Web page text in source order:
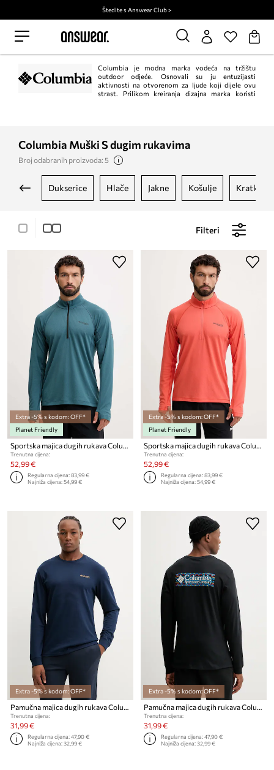
Štedite s Answear Club >
Columbia je modna marka vodeća na tržištu
outdoor odjeće. Osnovali su ju entuzijasti
aktivnosti na otvorenom za ljude koji dijele ovu
strast. Prilikom kreiranja dizajna marka koristi
Columbia Muški S dugim rukavima
Broj odabranih proizvoda: 5
dukserice hlače jakne košulje kratke
Filteri
Extra -5% s kodom: OFF*
Planet Friendly
Sportska majica dugih rukava Columbia DriVenture
Trenutna cijena:
52,99 €
Regularna cijena:83,99 €
Najniža cijena:54,99 €
Extra -5% s kodom: OFF*
Planet Friendly
Sportska majica dugih rukava Columbia DriVenture
Trenutna cijena:
52,99 €
Regularna cijena:83,99 €
Najniža cijena:54,99 €
Extra -5% s kodom: OFF*
Pamučna majica dugih rukava Columbia Explorers Canyon
Trenutna cijena:
31,99 €
Regularna cijena:47,90 €
Najniža cijena:32,99 €
Extra -5% s kodom: OFF*
Pamučna majica dugih rukava Columbia Explorers Canyon
Trenutna cijena:
31,99 €
Regularna cijena:47,90 €
Najniža cijena:32,99 €